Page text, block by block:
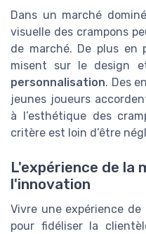
Dans un marché
visuelle des crampons
de marché. De plus en
misent sur le design
personnalisation. Des
jeunes joueurs
à l’esthétique des
critère est loin d’être
L'expérience de la
l'innovation
Vivre une expérience
pour fidéliser la